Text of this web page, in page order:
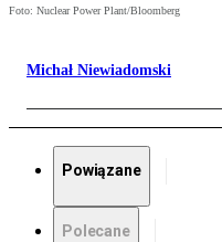
Foto: Nuclear Power Plant/Bloomberg
Michał Niewiadomski
Powiązane
Polecane